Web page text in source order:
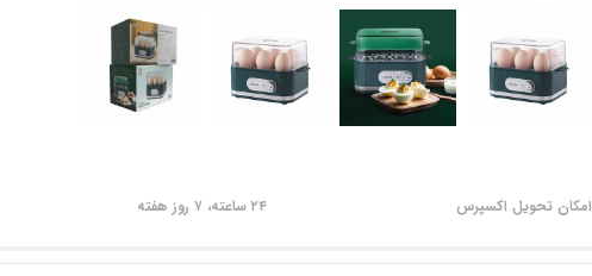
امکان تحویل اکسپرس ۲۴ ساعته، ۷ روز هفته